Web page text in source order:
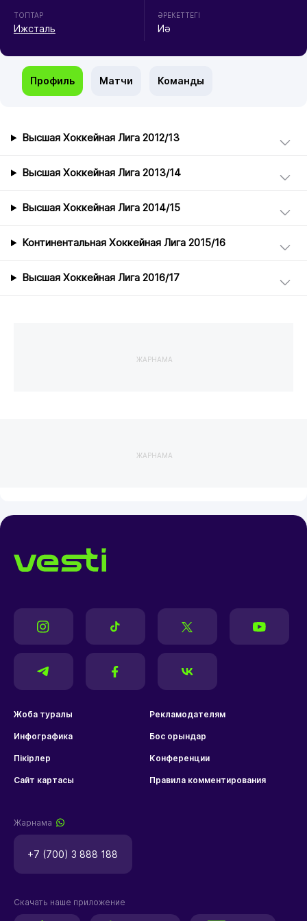
ТОПТАР
Ижсталь
ӘРЕКЕТТЕГІ
Иә
Профиль Матчи Команды
Высшая Хоккейная Лига 2012/13
Высшая Хоккейная Лига 2013/14
Высшая Хоккейная Лига 2014/15
Континентальная Хоккейная Лига 2015/16
Высшая Хоккейная Лига 2016/17
ЖАРНАМА
ЖАРНАМА
Жоба туралы Рекламодателям
Инфографика Бос орындар
Пікірлер Конференции
Сайт картасы Правила комментирования
Жарнама
+7 (700) 3 888 188
Скачать наше приложение